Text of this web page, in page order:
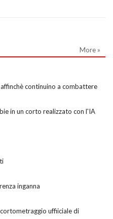
More »
continuino a combattere
in un corto realizzato con l'IA
inganna
uffiiciale di